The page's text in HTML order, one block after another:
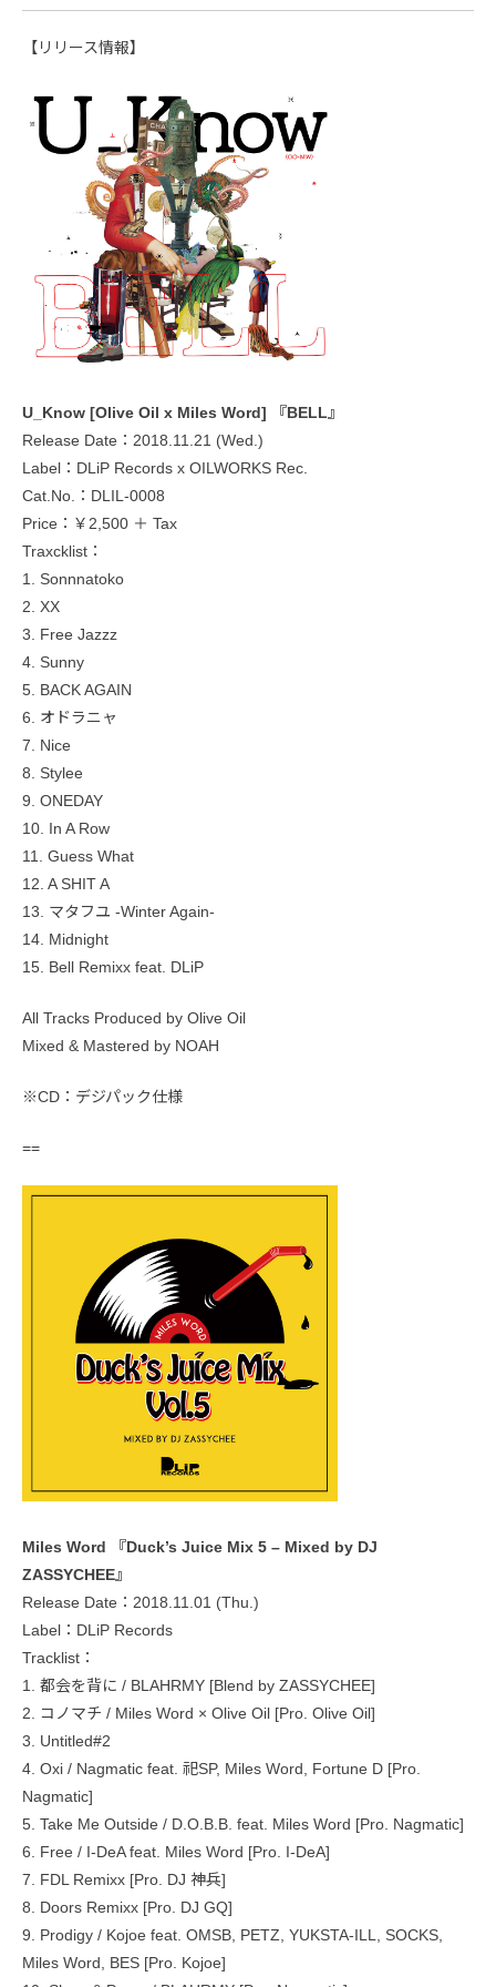
【リリース情報】
U_Know [Olive Oil x Miles Word] 『BELL』
Release Date：2018.11.21 (Wed.)
Label：DLiP Records x OILWORKS Rec.
Cat.No.：DLIL-0008
Price：￥2,500 ＋ Tax
Traxcklist：
1. Sonnnatoko
2. XX
3. Free Jazzz
4. Sunny
5. BACK AGAIN
6. オドラニャ
7. Nice
8. Stylee
9. ONEDAY
10. In A Row
11. Guess What
12. A SHIT A
13. マタフユ -Winter Again-
14. Midnight
15. Bell Remixx feat. DLiP
All Tracks Produced by Olive Oil
Mixed & Mastered by NOAH
※CD：デジパック仕様
==
Miles Word 『Duck’s Juice Mix 5 – Mixed by DJ
ZASSYCHEE』
Release Date：2018.11.01 (Thu.)
Label：DLiP Records
Tracklist：
1. 都会を背に / BLAHRMY [Blend by ZASSYCHEE]
2. コノマチ / Miles Word × Olive Oil [Pro. Olive Oil]
3. Untitled#2
4. Oxi / Nagmatic feat. 祀SP, Miles Word, Fortune D [Pro.
Nagmatic]
5. Take Me Outside / D.O.B.B. feat. Miles Word [Pro. Nagmatic]
6. Free / I-DeA feat. Miles Word [Pro. I-DeA]
7. FDL Remixx [Pro. DJ 神兵]
8. Doors Remixx [Pro. DJ GQ]
9. Prodigy / Kojoe feat. OMSB, PETZ, YUKSTA-ILL, SOCKS,
Miles Word, BES [Pro. Kojoe]